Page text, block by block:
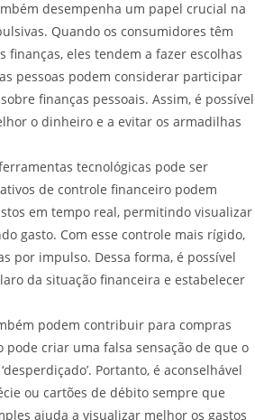
desempenha um papel crucial na
Quando os consumidores têm
finanças, eles tendem a fazer escolhas
pessoas podem considerar participar
finanças pessoais. Assim, é possível
o dinheiro e a evitar os armadilhas
tecnológicas pode ser
de controle financeiro podem
em tempo real, permitindo visualizar
gasto. Com esse controle mais rígido,
por impulso. Dessa forma, é possível
da situação financeira e estabelecer
podem contribuir para compras
pode criar uma falsa sensação de que o
Portanto, é aconselhável
ou cartões de débito sempre que
ajuda a visualizar melhor os gastos